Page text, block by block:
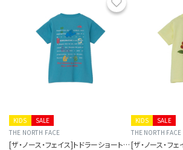
SALE
KIDS
THE NORTH FACE
[ザ・ノース・フェイス]トドラーショートスリーブフィールドグラフィックティー
SALE
KIDS
THE NORTH FACE